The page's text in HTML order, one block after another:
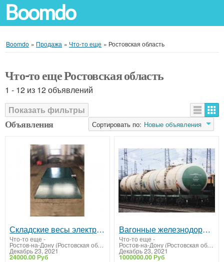
Boomdo
Boomdo » Продажа » Что-то еще » Ростовская область
Что-то еще Ростовская область
1 - 12 из 12 объявлений
Показать фильтры
Сортировать по: Новые объявления
Объявления
Складские весы электронные платформенные
Что-то еще -
Ростов-на-Дону (Ростовская область)
Декабрь 23, 2021
24000.00 Руб
Вагонные железнодорожные весы
Что-то еще -
Ростов-на-Дону (Ростовская область)
Декабрь 23, 2021
1000000.00 Руб